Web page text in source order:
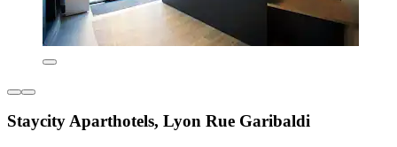
Staycity Aparthotels, Lyon Rue Garibaldi